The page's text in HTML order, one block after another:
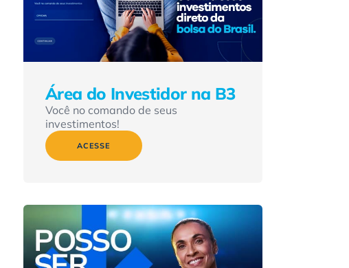
Área do Investidor na B3
Você no comando de seus
investimentos!
ACESSE